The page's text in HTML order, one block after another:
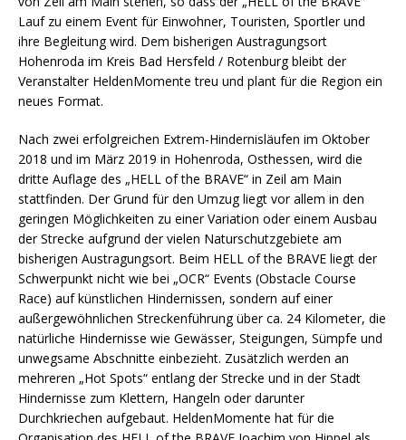
Lauf zu einem Event für Einwohner, Touristen, Sportler und
ihre Begleitung wird. Dem bisherigen Austragungsort
Hohenroda im Kreis Bad Hersfeld / Rotenburg bleibt der
Veranstalter HeldenMomente treu und plant für die Region ein
neues Format.
Nach zwei erfolgreichen Extrem-Hindernisläufen im Oktober
2018 und im März 2019 in Hohenroda, Osthessen, wird die
dritte Auflage des „HELL of the BRAVE“ in Zeil am Main
stattfinden. Der Grund für den Umzug liegt vor allem in den
geringen Möglichkeiten zu einer Variation oder einem Ausbau
der Strecke aufgrund der vielen Naturschutzgebiete am
bisherigen Austragungsort. Beim HELL of the BRAVE liegt der
Schwerpunkt nicht wie bei „OCR“ Events (Obstacle Course
Race) auf künstlichen Hindernissen, sondern auf einer
außergewöhnlichen Streckenführung über ca. 24 Kilometer, die
natürliche Hindernisse wie Gewässer, Steigungen, Sümpfe und
unwegsame Abschnitte einbezieht. Zusätzlich werden an
mehreren „Hot Spots“ entlang der Strecke und in der Stadt
Hindernisse zum Klettern, Hangeln oder darunter
Durchkriechen aufgebaut. HeldenMomente hat für die